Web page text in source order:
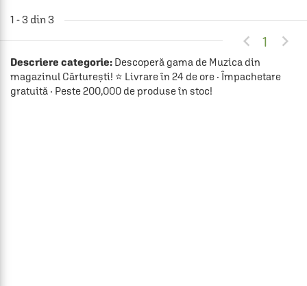
1 - 3 din 3
 1 
Descriere categorie: Descoperă gama de Muzica din
magazinul Cărturești! ⭐ Livrare în 24 de ore · Împachetare
gratuită · Peste 200,000 de produse în stoc!